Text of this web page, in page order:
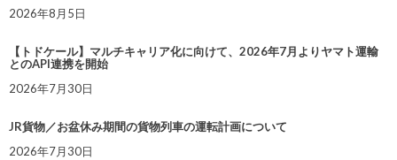
2026年8月5日
【トドケール】マルチキャリア化に向けて、2026年7月よりヤマト運輸
とのAPI連携を開始
2026年7月30日
JR貨物／お盆休み期間の貨物列車の運転計画について
2026年7月30日